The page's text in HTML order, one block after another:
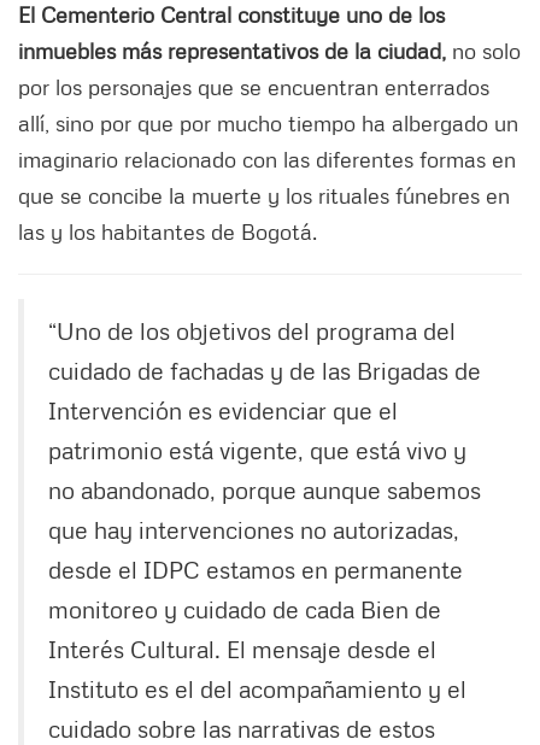
El Cementerio Central constituye uno de los
inmuebles más representativos de la ciudad, no solo
por los personajes que se encuentran enterrados
allí, sino por que por mucho tiempo ha albergado un
imaginario relacionado con las diferentes formas en
que se concibe la muerte y los rituales fúnebres en
las y los habitantes de Bogotá.
“Uno de los objetivos del programa del
cuidado de fachadas y de las Brigadas de
Intervención es evidenciar que el
patrimonio está vigente, que está vivo y
no abandonado, porque aunque sabemos
que hay intervenciones no autorizadas,
desde el IDPC estamos en permanente
monitoreo y cuidado de cada Bien de
Interés Cultural. El mensaje desde el
Instituto es el del acompañamiento y el
cuidado sobre las narrativas de estos